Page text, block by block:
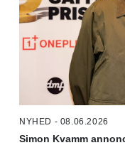
NYHED - 08.06.2026
Simon Kvamm